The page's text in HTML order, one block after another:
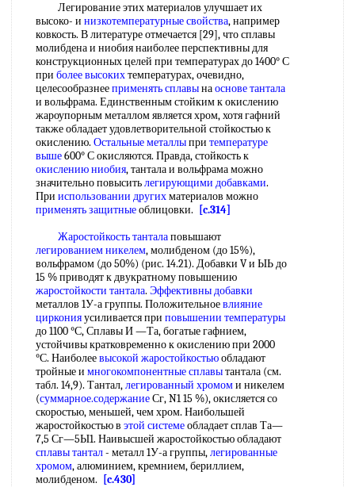
Легирование этих материалов улучшает их
высоко- и низкотемпературные свойства, например
ковкость. В литературе отмечается [29], что сплавы
молибдена и ниобия наиболее перспективны для
конструкционных целей при температурах до 1400° С
при более высокихтемпературах, очевидно,
целесообразнееприменять сплавынаоснове тантала
и вольфрама. Единственным стойким к окислению
жароупорным металлом является хром, хотя гафний
также обладает удовлетворительной стойкостью к
окислению. Остальные металлыпри температуре
выше600° С окисляются. Правда, стойкость к
окислению ниобия, тантала и вольфрама можно
значительно повыситьлегирующими добавками.
При использовании другихматериалов можно
применять защитныеоблицовки.
[c.314]
Жаростойкость танталаповышают
легированием никелем, молибденом (до 15%),
вольфрамом (до 50%) (рис. 14.21). Добавки V и ЫЬ до
15 % приводят к двукратному повышению
жаростойкости тантала. Эффективны добавки
металлов 1У-а группы. Положительноевлияние
цирконияусиливается при повышении температуры
до 1100 °С, Сплавы И —Та, богатые гафнием,
устойчивы кратковременно к окислению при 2000
°С. Наиболеевысокой жаростойкостьюобладают
тройные и многокомпонентные сплавытантала (см.
табл. 14,9). Тантал,легированный хромоми никелем
(суммарное.содержаниеСг, N1 15 %), окисляется со
скоростью, меньшей, чем хром. Наибольшей
жаростойкостью в этой системеобладает сплав Та—
7,5 Сг—5Ы1. Наивысшей жаростойкостью обладают
сплавы тантал- металл 1У-а группы,легированные
хромом, алюминием, кремнием, бериллием,
молибденом.
[c.430]